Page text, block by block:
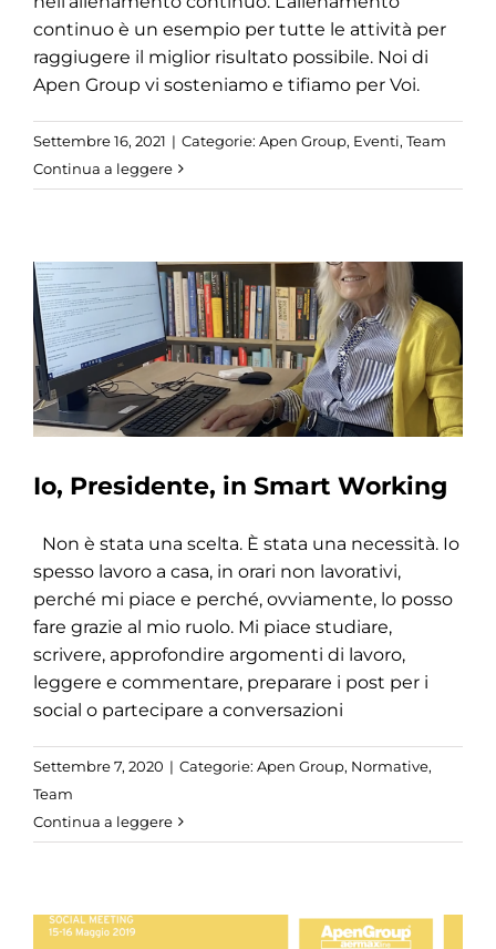
continuo è un esempio per tutte le attività per
raggiugere il miglior risultato possibile. Noi di
Apen Group vi sosteniamo e tifiamo per Voi.
Settembre 16, 2021 | Categorie: Apen Group, Eventi, Team
Continua a leggere
Io, Presidente, in Smart Working
Non è stata una scelta. È stata una necessità. Io
spesso lavoro a casa, in orari non lavorativi,
perché mi piace e perché, ovviamente, lo posso
fare grazie al mio ruolo. Mi piace studiare,
scrivere, approfondire argomenti di lavoro,
leggere e commentare, preparare i post per i
social o partecipare a conversazioni
Settembre 7, 2020 | Categorie: Apen Group, Normative,
Team
Continua a leggere